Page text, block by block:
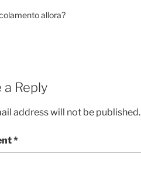
allora?
a Reply
address will not be published.
*